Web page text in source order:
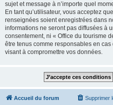
sujet et message à n’importe quel
En tant qu’utilisateur, vous acceptez
renseignées soient enregistrées dans
informations ne seront pas diffusées à
consentement, ni « Office du tourisme
être tenus comme responsables en
visant à compromettre vos données.
Accueil du forum Supprimer